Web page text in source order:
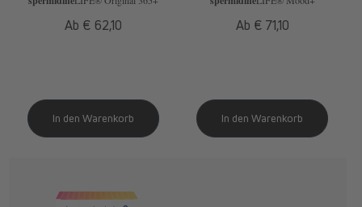
Normaler
Ab € 62,10
Normaler
Ab € 71,10